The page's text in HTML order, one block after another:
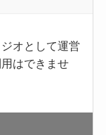
オとして運営
はできませ